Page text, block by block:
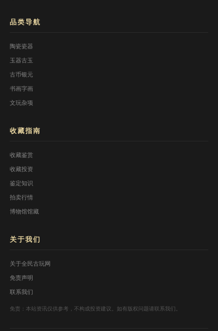
品类导航
陶瓷瓷器
玉器古玉
古币银元
书画字画
文玩杂项
收藏指南
收藏鉴赏
收藏投资
鉴定知识
拍卖行情
博物馆馆藏
关于我们
关于全民古玩网
免责声明
联系我们
免责：本站资讯仅供参考，不构成投资建议。如有版权问题请联系我们。